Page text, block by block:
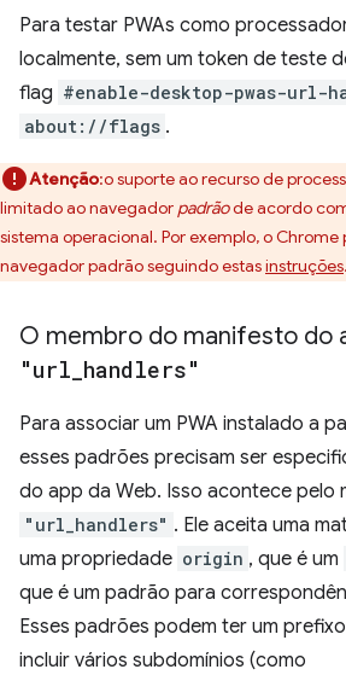
Para testar PWAs como
localmente, sem um token de teste
flag #enable-desktop-pwas-url-
about://flags .
Atenção:o suporte ao recurso de
limitado ao navegador padrãode acordo
sistema operacional. Por exemplo, o
navegador padrão seguindo estasinstruções.
O membro do manifesto do
"url handlers"
Para associar um PWA instalado a
esses padrões precisam ser
do app da Web. Isso acontece pelo
"url_handlers" . Ele aceita uma
uma propriedade origin , que é um
que é um padrão para
Esses padrões podem ter um
incluir vários subdomínios (como